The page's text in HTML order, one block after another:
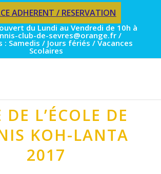
ADHERENT / RESERVATION
du Lundi au Vendredi de 10h à
club-de-sevres@orange.fr /
: Samedis / Jours fériés / Vacances
Scolaires
DE L’ÉCOLE DE
KOH-LANTA
2017